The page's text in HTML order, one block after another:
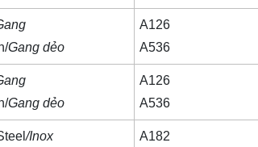
Gang dẻo
A126
A536
Gang dẻo
A126
A536
/Inox A182